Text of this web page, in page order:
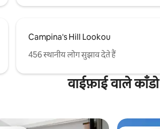
Campina's Hill Lookou
456 स्थानीय लोग सुझाव देते हैं
वाईफ़ाई वाले काँडो